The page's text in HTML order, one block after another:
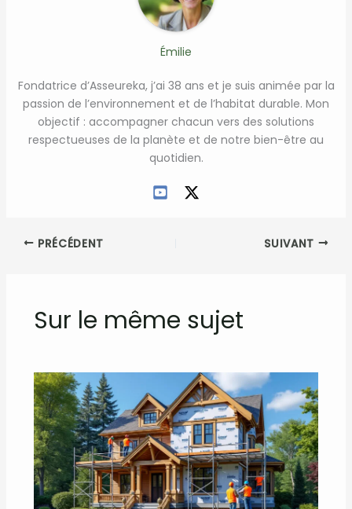
Émilie
Fondatrice d’Asseureka, j’ai 38 ans et je suis animée par la
passion de l’environnement et de l’habitat durable. Mon
objectif : accompagner chacun vers des solutions
respectueuses de la planète et de notre bien-être au
quotidien.
PRÉCÉDENT SUIVANT
Sur le même sujet